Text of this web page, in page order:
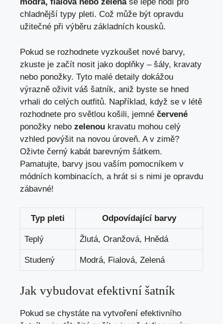
chladnější typy pleti. Což může být opravdu
užitečné při výběru základních kousků.
Pokud se rozhodnete vyzkoušet nové barvy,
zkuste je začít nosit jako doplňky – šály, kravaty
nebo ponožky. Tyto malé detaily dokážou
výrazně oživit váš šatník, aniž byste se hned
vrhali do celých outfitů. Například, když se v létě
rozhodnete pro světlou košili, jemné červené
ponožky nebo zelenou kravatu mohou celý
vzhled povýšit na novou úroveň. A v zimě?
Oživte černý kabát barevným šátkem.
Pamatujte, barvy jsou vaším pomocníkem v
módních kombinacích, a hrát si s nimi je opravdu
zábavné!
Typ pleti Odpovídající barvy
Teplý Žlutá, Oranžová, Hnědá
Studený Modrá, Fialová, Zelená
Jak vybudovat efektivní šatník
Pokud se chystáte na vytvoření efektivního